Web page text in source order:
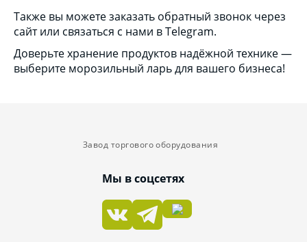
Также вы можете заказать обратный звонок через
сайт или связаться с нами в Telegram.
Доверьте хранение продуктов надёжной технике —
выберите морозильный ларь для вашего бизнеса!
Завод торгового оборудования
Мы в соцсетях